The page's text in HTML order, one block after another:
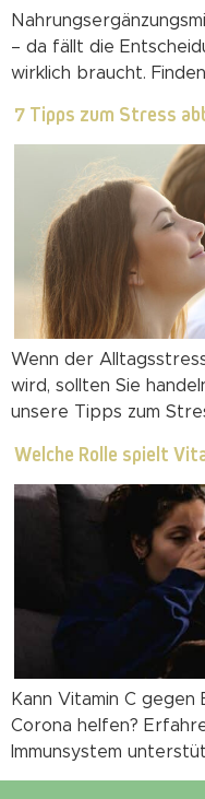
– da fällt die
wirklich braucht.
7 Tipps zum Stress
Wenn der
wird, sollten Sie
unsere Tipps zum
Welche Rolle spielt
Kann Vitamin C
Corona helfen?
Immunsystem